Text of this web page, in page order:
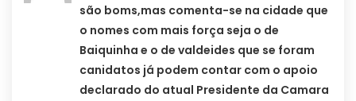
são boms,mas comenta-se na cidade que
o nomes com mais força seja o de
Baiquinha e o de valdeides que se foram
canidatos já podem contar com o apoio
declarado do atual Presidente da Camara